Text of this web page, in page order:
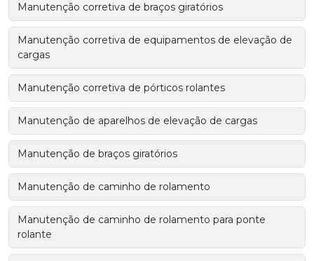
Manutenção corretiva de braços giratórios
Manutenção corretiva de equipamentos de elevação de
cargas
Manutenção corretiva de pórticos rolantes
Manutenção de aparelhos de elevação de cargas
Manutenção de braços giratórios
Manutenção de caminho de rolamento
Manutenção de caminho de rolamento para ponte
rolante